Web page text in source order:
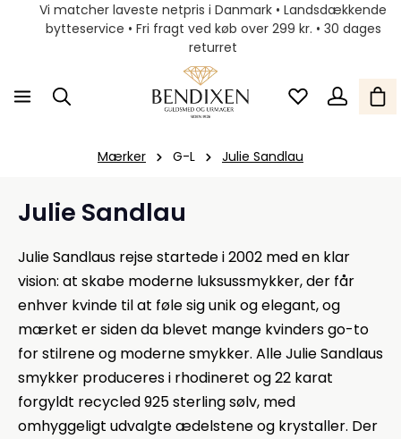
Vi matcher laveste netpris i Danmark • Landsdækkende
bytteservice • Fri fragt ved køb over 299 kr. • 30 dages
returret
Mærker G-L Julie Sandlau
Julie Sandlau
Julie Sandlaus rejse startede i 2002 med en klar
vision: at skabe moderne luksussmykker, der får
enhver kvinde til at føle sig unik og elegant, og
mærket er siden da blevet mange kvinders go-to
for stilrene og moderne smykker. Alle Julie Sandlaus
smykker produceres i rhodineret og 22 karat
forgyldt recycled 925 sterling sølv, med
omhyggeligt udvalgte ædelstene og krystaller. Der